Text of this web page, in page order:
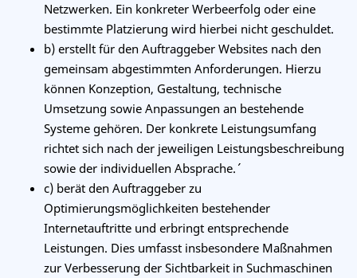
Netzwerken. Ein konkreter Werbeerfolg oder eine
bestimmte Platzierung wird hierbei nicht geschuldet.
b) erstellt für den Auftraggeber Websites nach den
gemeinsam abgestimmten Anforderungen. Hierzu
können Konzeption, Gestaltung, technische
Umsetzung sowie Anpassungen an bestehende
Systeme gehören. Der konkrete Leistungsumfang
richtet sich nach der jeweiligen Leistungsbeschreibung
sowie der individuellen Absprache.´
c) berät den Auftraggeber zu
Optimierungsmöglichkeiten bestehender
Internetauftritte und erbringt entsprechende
Leistungen. Dies umfasst insbesondere Maßnahmen
zur Verbesserung der Sichtbarkeit in Suchmaschinen